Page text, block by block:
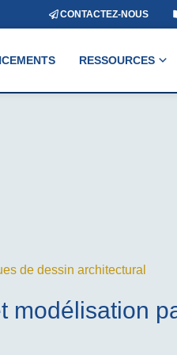
CONTACTEZ-NOUS
RESSOURCES
de dessin architectural
modélisation